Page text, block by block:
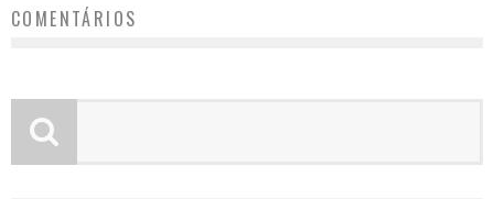
COMENTÁRIOS